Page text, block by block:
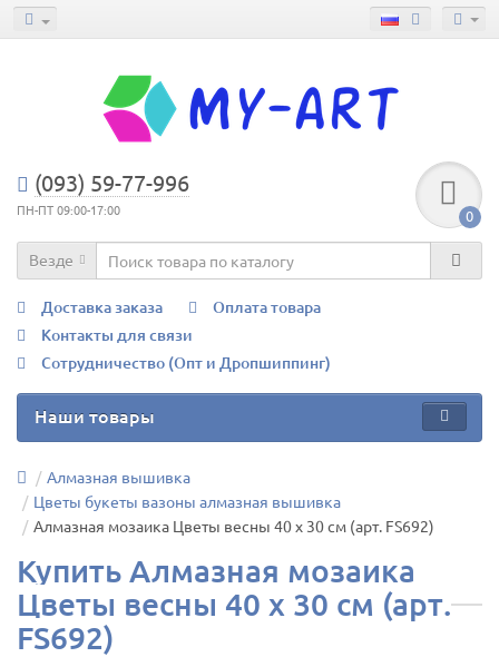
(093) 59-77-996
ПН-ПТ 09:00-17:00 0
Везде
Доставка заказа
Оплата товара
Контакты для связи
Сотрудничество (Опт и Дропшиппинг)
Наши товары
Алмазная вышивка
Цветы букеты вазоны алмазная вышивка
Алмазная мозаика Цветы весны 40 х 30 см (арт. FS692)
Купить Алмазная мозаика
Цветы весны 40 х 30 см (арт.
FS692)